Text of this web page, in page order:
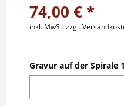
74,00 € *
inkl. MwSt.zzgl.
Gravur auf der Spirale